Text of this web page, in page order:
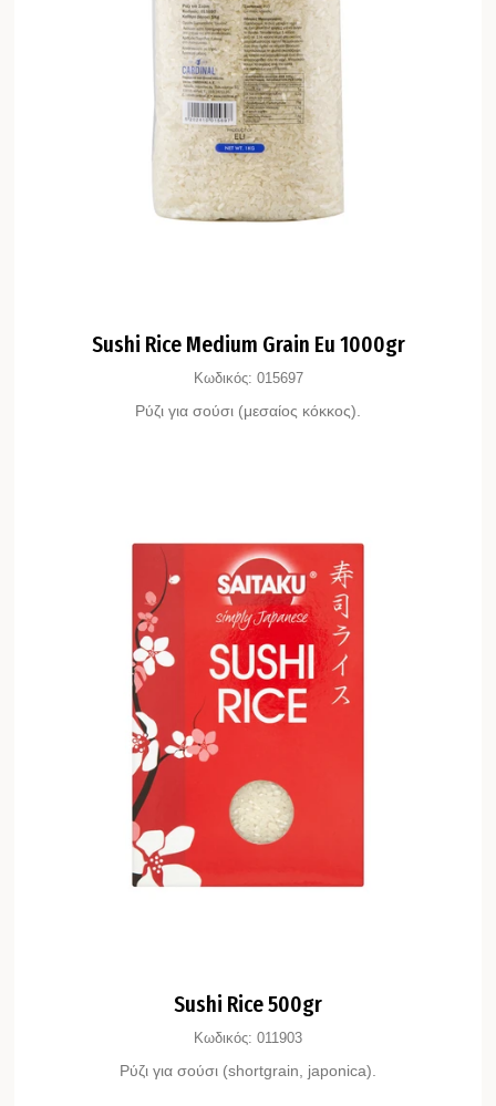
Sushi Rice Medium Grain Eu 1000gr
Κωδικός: 015697
Ρύζι για σούσι (μεσαίος κόκκος).
Sushi Rice 500gr
Κωδικός: 011903
Ρύζι για σούσι (shortgrain, japonica).